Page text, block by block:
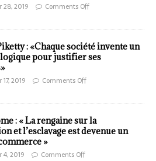
28, 2019 Comments Off
: «Chaque société invente un
pour justifier ses
2019 Comments Off
: « La rengaine sur la
et l’esclavage est devenue un
»
4, 2019 Comments Off